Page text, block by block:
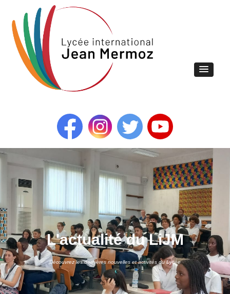
L'actualité du LiJM
Découvrez les dernières nouvelles et activités du Lycée